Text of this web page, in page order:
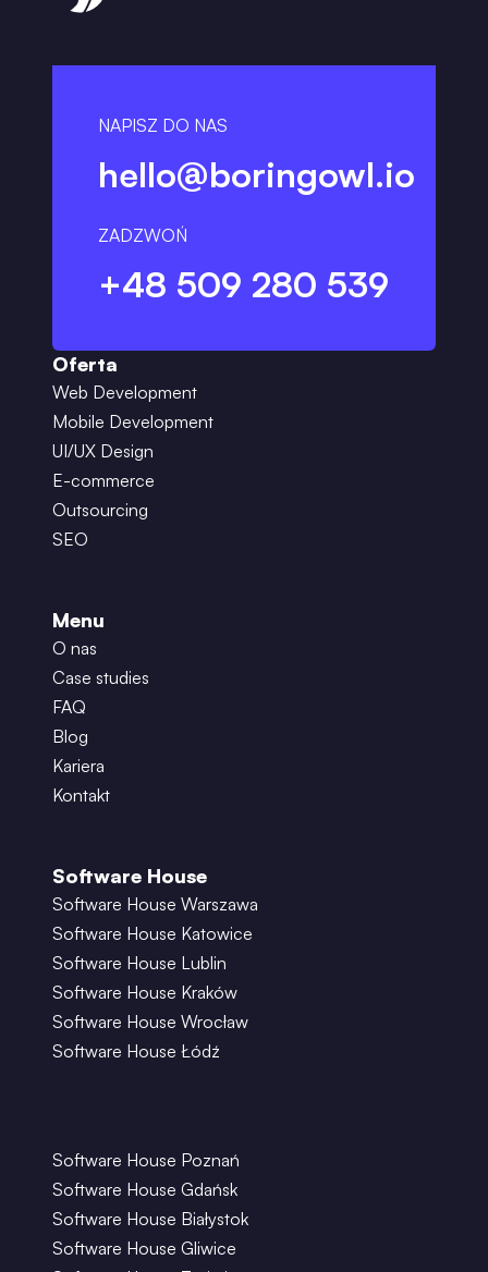
NAPISZ DO NAS
hello@boringowl.io
ZADZWOŃ
+48 509 280 539
Oferta
Web Development
Mobile Development
UI/UX Design
E-commerce
Outsourcing
SEO
Menu
O nas
Case studies
FAQ
Blog
Kariera
Kontakt
Software House
Software House Warszawa
Software House Katowice
Software House Lublin
Software House Kraków
Software House Wrocław
Software House Łódź
Software House Poznań
Software House Gdańsk
Software House Białystok
Software House Gliwice